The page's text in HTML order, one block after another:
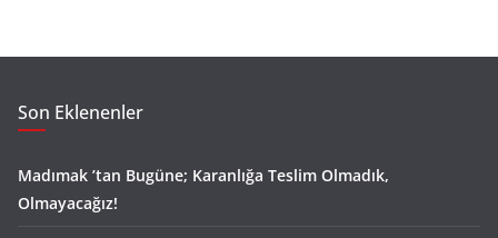
Son Eklenenler
Madımak ’tan Bugüne; Karanlığa Teslim Olmadık,
Olmayacağız!